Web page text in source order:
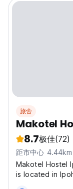
旅舍
Makotel
8.7极佳(72)
距市中心 4.44km
Makotel Hostel
is located in